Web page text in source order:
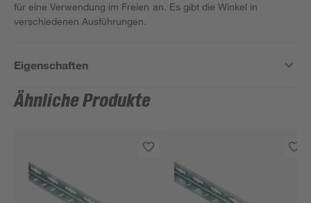
für eine Verwendung im Freien an. Es gibt die Winkel in
verschiedenen Ausführungen.
Eigenschaften
Ähnliche Produkte